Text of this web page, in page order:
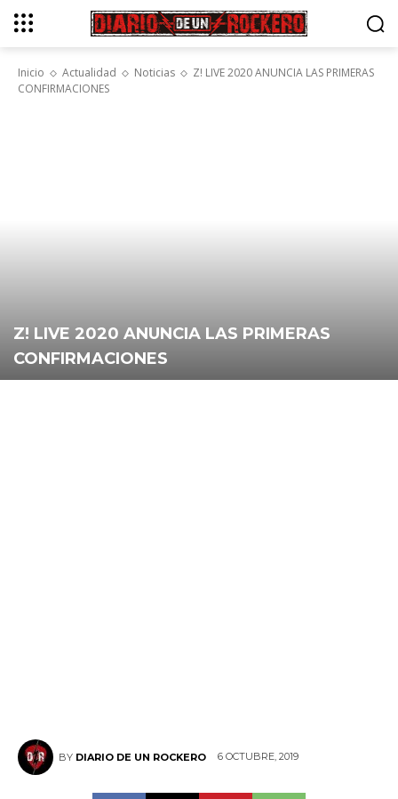
Inicio Actualidad Noticias
Z! LIVE 2020 ANUNCIA LAS PRIMERAS
CONFIRMACIONES
Z! LIVE 2020 ANUNCIA LAS PRIMERAS
CONFIRMACIONES
BY DIARIO DE UN ROCKERO 6 OCTUBRE, 2019